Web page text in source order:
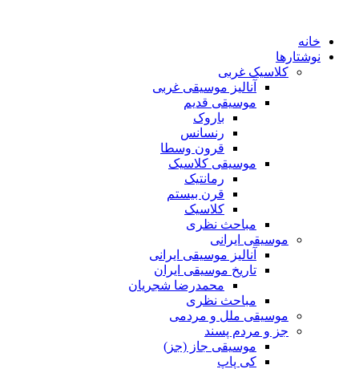
محتوا
خانه
نوشتارها
کلاسیک غربی
آنالیز موسیقی غربی
موسیقی قدیم
باروک
رنسانس
قرون وسطا
موسیقی کلاسیک
رمانتیک
قرن بیستم
کلاسیک
مباحث نظری
موسیقی ایرانی
آنالیز موسیقی ایرانی
تاریخ موسیقی ایران
محمدرضا شجریان
مباحث نظری
موسیقی ملل و مردمی
جز و مردم پسند
موسیقی جاز (جز)
کی پاپ